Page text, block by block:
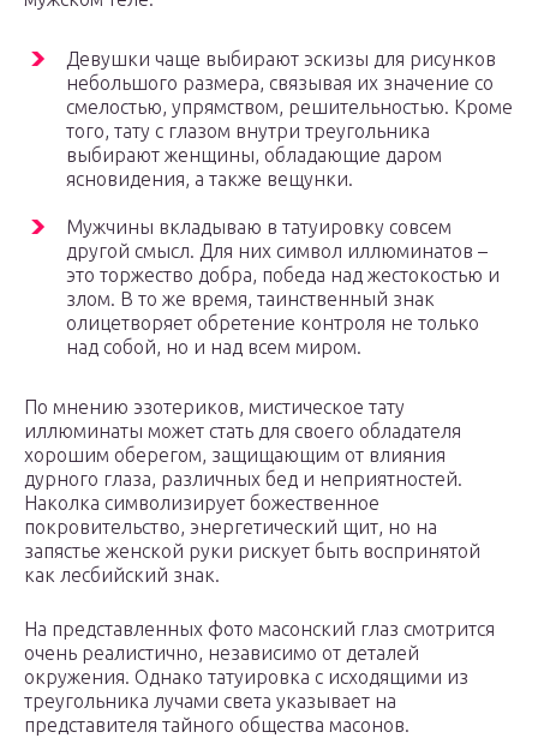
Девушки чаще выбирают эскизы для рисунков
небольшого размера, связывая их значение со
смелостью, упрямством, решительностью. Кроме
того, тату с глазом внутри треугольника
выбирают женщины, обладающие даром
ясновидения, а также вещунки.
Мужчины вкладываю в татуировку совсем
другой смысл. Для них символ иллюминатов –
это торжество добра, победа над жестокостью и
злом. В то же время, таинственный знак
олицетворяет обретение контроля не только
над собой, но и над всем миром.
По мнению эзотериков, мистическое тату
иллюминаты может стать для своего обладателя
хорошим оберегом, защищающим от влияния
дурного глаза, различных бед и неприятностей.
Наколка символизирует божественное
покровительство, энергетический щит, но на
запястье женской руки рискует быть воспринятой
как лесбийский знак.
На представленных фото масонский глаз смотрится
очень реалистично, независимо от деталей
окружения. Однако татуировка с исходящими из
треугольника лучами света указывает на
представителя тайного общества масонов.